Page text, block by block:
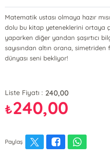
Matematik ustası olmaya hazır
dolu bu kitap yeteneklerini ortaya
yaparken diğer yandan şaşırtıcı
sayısından altın orana,
dünyası seni bekliyor!
Liste Fiyatı : 240,00
₺240,00
Paylaş